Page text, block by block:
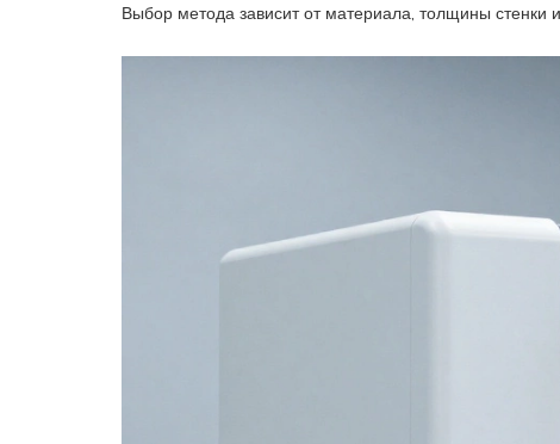
Выбор метода зависит от материала, толщины стенки